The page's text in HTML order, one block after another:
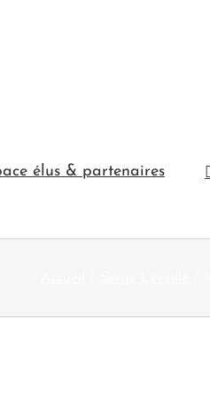
élus & partenaires